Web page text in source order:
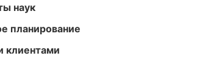
наук
планирование
клиентами